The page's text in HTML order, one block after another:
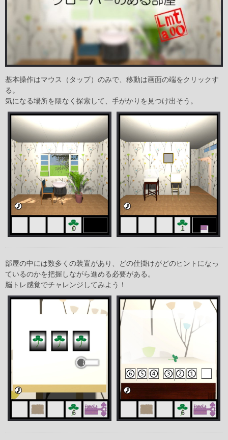
基本操作はマウス（タップ）のみで、移動は画面の端をクリックす
る。
気になる場所を隈なく探索して、手がかりを見つけ出そう。
部屋の中には数多くの装置があり、どの仕掛けがどのヒントになっ
ているのかを把握しながら進める必要がある。
脳トレ感覚でチャレンジしてみよう！